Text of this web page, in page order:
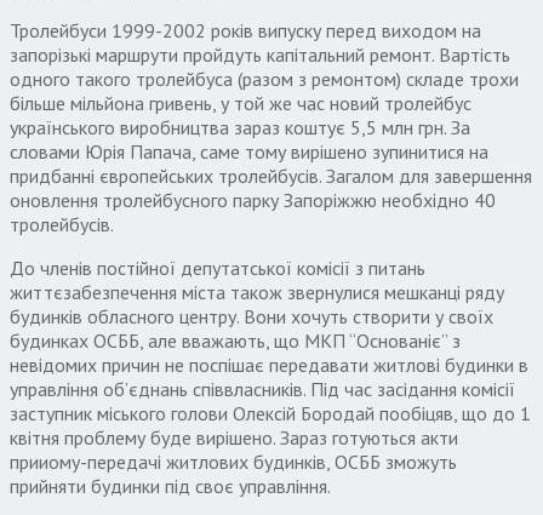
Тролейбуси 1999-2002 років випуску перед виходом на
запорізькі маршрути пройдуть капітальний ремонт. Вартість
одного такого тролейбуса (разом з ремонтом) складе трохи
більше мільйона гривень, у той же час новий тролейбус
українського виробництва зараз коштує 5,5 млн грн. За
словами Юрія Папача, саме тому вирішено зупинитися на
придбанні європейських тролейбусів. Загалом для завершення
оновлення тролейбусного парку Запоріжжю необхідно 40
тролейбусів.
До членів постійної депутатської комісії з питань
життєзабезпечення міста також звернулися мешканці ряду
будинків обласного центру. Вони хочуть створити у своїх
будинках ОСББ, але вважають, що МКП “Основаніє” з
невідомих причин не поспішає передавати житлові будинки в
управління об’єднань співвласників. Під час засідання комісії
заступник міського голови Олексій Бородай пообіцяв, що до 1
квітня проблему буде вирішено. Зараз готуються акти
прииому-передачі житлових будинків, ОСББ зможуть
прийняти будинки під своє управління.